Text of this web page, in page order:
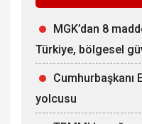
MGK’dan 8
Türkiye, bölgesel
Cumhurbaşkanı
yolcusu